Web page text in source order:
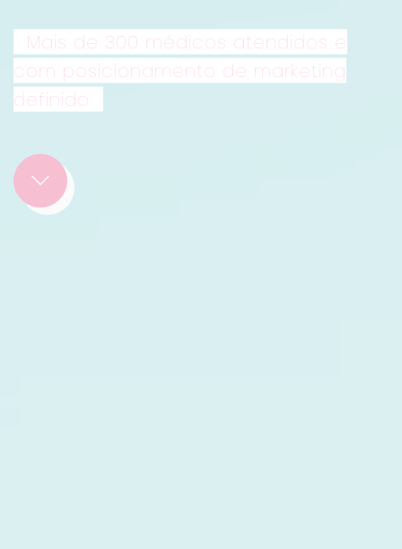
Mais de 300 médicos atendidos e
com posicionamento de marketing
definido